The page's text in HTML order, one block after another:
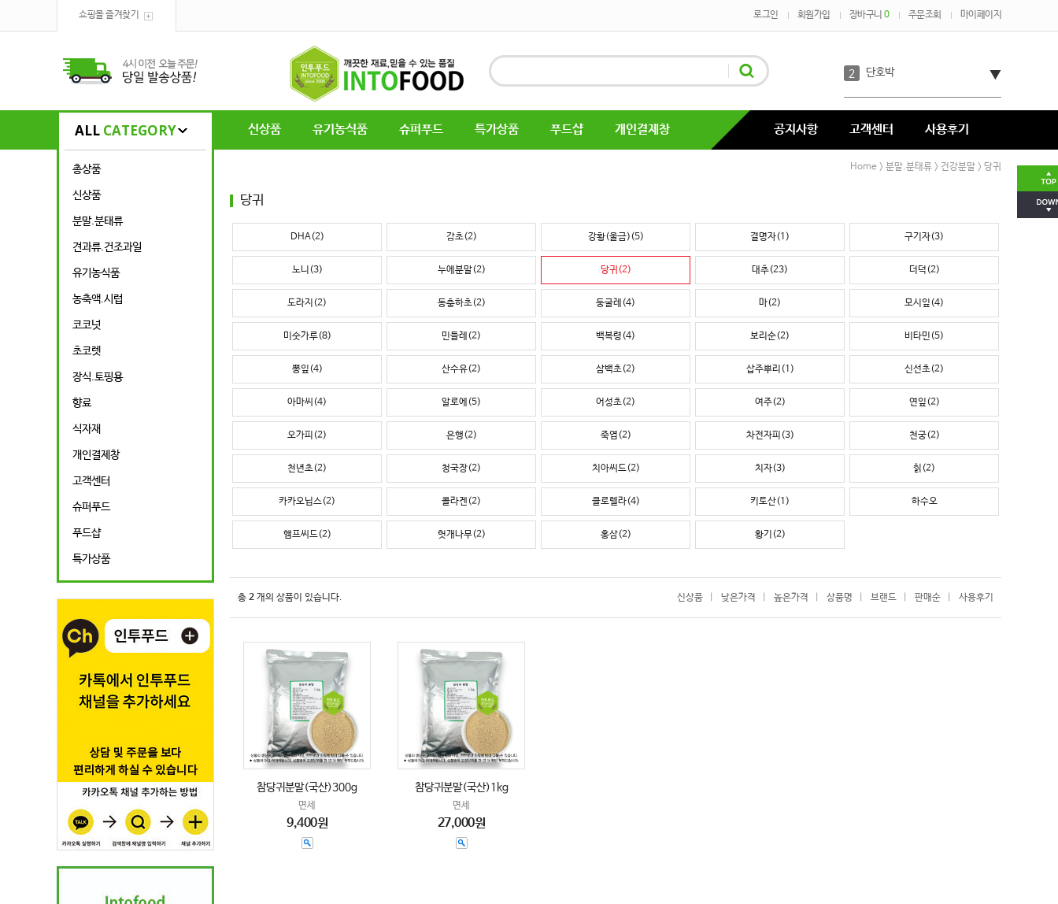
쇼핑몰 즐겨찾기 로그인 회원가입 장바구니 0 주문조회 마이페이지
1
2 단호박
4 녹차
6 호박분태장
ALL CATEGORY 신상품 유기농식품 슈퍼푸드 특가상품 푸드샵 개인결제창 공지사항 고객센터 사용후기
총상품
신상품
분말.분태류
견과류.건조과일
유기농식품
농축액.시럽
코코넛
초코렛
장식.토핑용
향료
식자재
개인결제창
고객센터
슈퍼푸드
푸드샵
특가상품
Home > 분말.분태류 > 건강분말 > 당귀
당귀
DHA(2) 감초(2) 강황(울금)(5) 결명자(1) 구기자(3)
노니(3) 누에분말(2) 당귀(2) 대추(23) 더덕(2)
도라지(2) 동충하초(2) 둥굴레(4) 마(2) 모시잎(4)
미숫가루(8) 민들레(2) 백복령(4) 보리순(2) 비타민(5)
뽕잎(4) 산수유(2) 삼백초(2) 삽주뿌리(1) 신선초(2)
아마씨(4) 알로에(5) 어성초(2) 여주(2) 연잎(2)
오가피(2) 은행(2) 죽엽(2) 차전자피(3) 천궁(2)
천년초(2) 청국장(2) 치아씨드(2) 치자(3) 칡(2)
카카오닙스(2) 콜라겐(2) 클로렐라(4) 키토산(1) 하수오
햄프씨드(2) 헛개나무(2) 홍삼(2) 황기(2)
총 2 개의 상품이 있습니다. 신상품 낮은가격 높은가격 상품명 브랜드 판매순 사용후기
참당귀분말(국산)300g
면세
9,400원
참당귀분말(국산)1kg
면세
27,000원